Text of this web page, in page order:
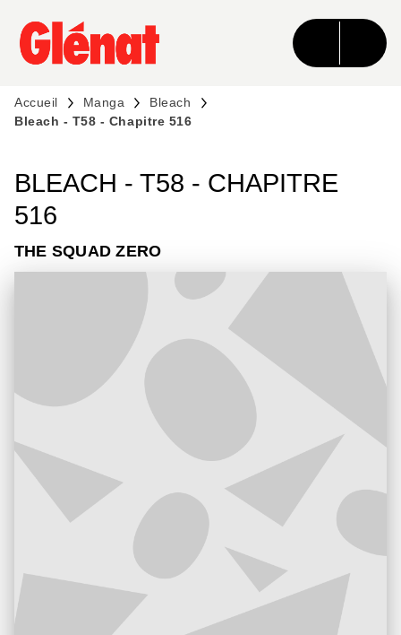
MENU RECHERCHE CONTENU
PIED DE PAGE
Accueil Manga
Bleach
Bleach - T58 - Chapitre 516
BLEACH - T58 - CHAPITRE
516
THE SQUAD ZERO